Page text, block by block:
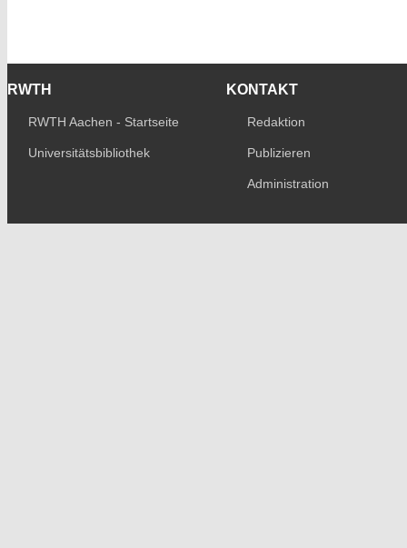
RWTH
RWTH Aachen - Startseite
Universitätsbibliothek
KONTAKT
Redaktion
Publizieren
Administration